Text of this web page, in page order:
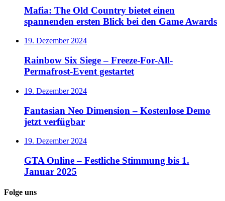
Mafia: The Old Country bietet einen
spannenden ersten Blick bei den Game Awards
19. Dezember 2024
Rainbow Six Siege – Freeze-For-All-
Permafrost-Event gestartet
19. Dezember 2024
Fantasian Neo Dimension – Kostenlose Demo
jetzt verfügbar
19. Dezember 2024
GTA Online – Festliche Stimmung bis 1.
Januar 2025
Folge uns